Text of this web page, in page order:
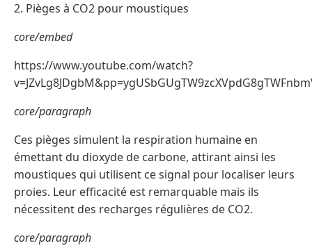
2. Pièges à CO2 pour moustiques
core/embed
https://www.youtube.com/watch?
core/paragraph
Ces pièges simulent la respiration humaine en
émettant du dioxyde de carbone, attirant ainsi les
moustiques qui utilisent ce signal pour localiser leurs
proies. Leur efficacité est remarquable mais ils
nécessitent des recharges régulières de CO2.
core/paragraph